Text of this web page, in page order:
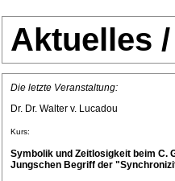
Aktuelles
Die letzte Veranstaltung:
Dr. Dr. Walter v. Lucadou
Kurs:
Symbolik und Zeitlosigkeit beim C.
Jungschen Begriff der